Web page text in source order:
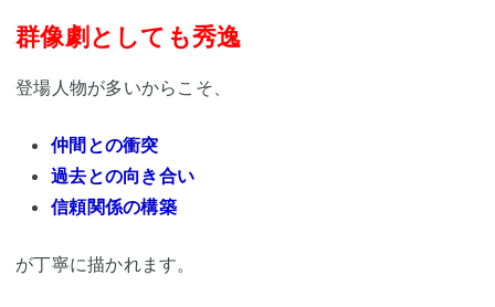
群像劇としても秀逸
登場人物が多いからこそ、
仲間との衝突
過去との向き合い
信頼関係の構築
が丁寧に描かれます。